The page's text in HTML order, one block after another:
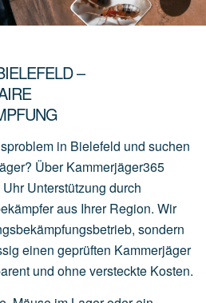
–
in Bielefeld und suchen
Über Kammerjäger365
Unterstützung durch
aus Ihrer Region. Wir
sondern
einen geprüften Kammerjäger
und ohne versteckte Kosten.